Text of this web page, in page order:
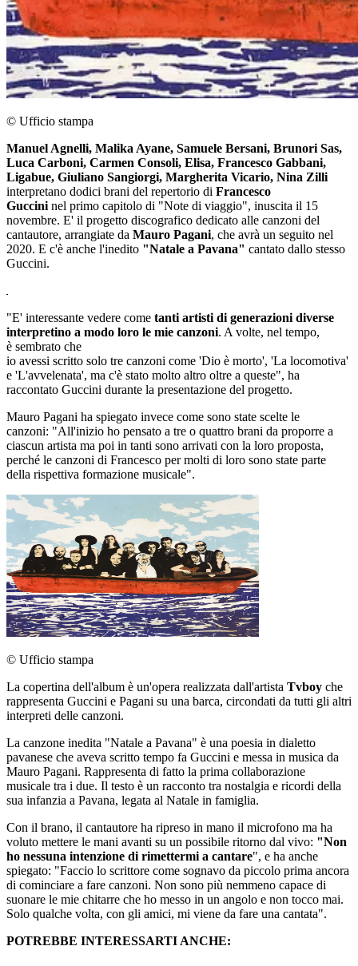
© Ufficio stampa
Manuel Agnelli, Malika Ayane, Samuele Bersani, Brunori Sas,
Luca Carboni, Carmen Consoli, Elisa, Francesco Gabbani,
Ligabue, Giuliano Sangiorgi, Margherita Vicario, Nina Zilli
interpretano dodici brani del repertorio di Francesco
Guccini nel primo capitolo di "Note di viaggio", inuscita il 15
novembre. E' il progetto discografico dedicato alle canzoni del
cantautore, arrangiate da Mauro Pagani, che avrà un seguito nel
2020. E c'è anche l'inedito "Natale a Pavana" cantato dallo stesso
Guccini.
"E' interessante vedere come tanti artisti di generazioni diverse
interpretino a modo loro le mie canzoni. A volte, nel tempo,
è sembrato che
io avessi scritto solo tre canzoni come 'Dio è morto', 'La locomotiva'
e 'L'avvelenata', ma c'è stato molto altro oltre a queste", ha
raccontato Guccini durante la presentazione del progetto.
Mauro Pagani ha spiegato invece come sono state scelte le
canzoni: "All'inizio ho pensato a tre o quattro brani da proporre a
ciascun artista ma poi in tanti sono arrivati con la loro proposta,
perché le canzoni di Francesco per molti di loro sono state parte
della rispettiva formazione musicale".
© Ufficio stampa
La copertina dell'album è un'opera realizzata dall'artista Tvboy che
rappresenta Guccini e Pagani su una barca, circondati da tutti gli altri
interpreti delle canzoni.
La canzone inedita "Natale a Pavana" è una poesia in dialetto
pavanese che aveva scritto tempo fa Guccini e messa in musica da
Mauro Pagani. Rappresenta di fatto la prima collaborazione
musicale tra i due. Il testo è un racconto tra nostalgia e ricordi della
sua infanzia a Pavana, legata al Natale in famiglia.
Con il brano, il cantautore ha ripreso in mano il microfono ma ha
voluto mettere le mani avanti su un possibile ritorno dal vivo: "Non
ho nessuna intenzione di rimettermi a cantare", e ha anche
spiegato: "Faccio lo scrittore come sognavo da piccolo prima ancora
di cominciare a fare canzoni. Non sono più nemmeno capace di
suonare le mie chitarre che ho messo in un angolo e non tocco mai.
Solo qualche volta, con gli amici, mi viene da fare una cantata".
POTREBBE INTERESSARTI ANCHE: